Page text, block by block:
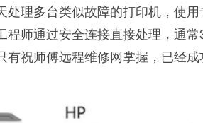
处理多台类似故障的打印机，使
程师通过安全连接直接处理，通
有祝师傅远程维修网掌握，已经